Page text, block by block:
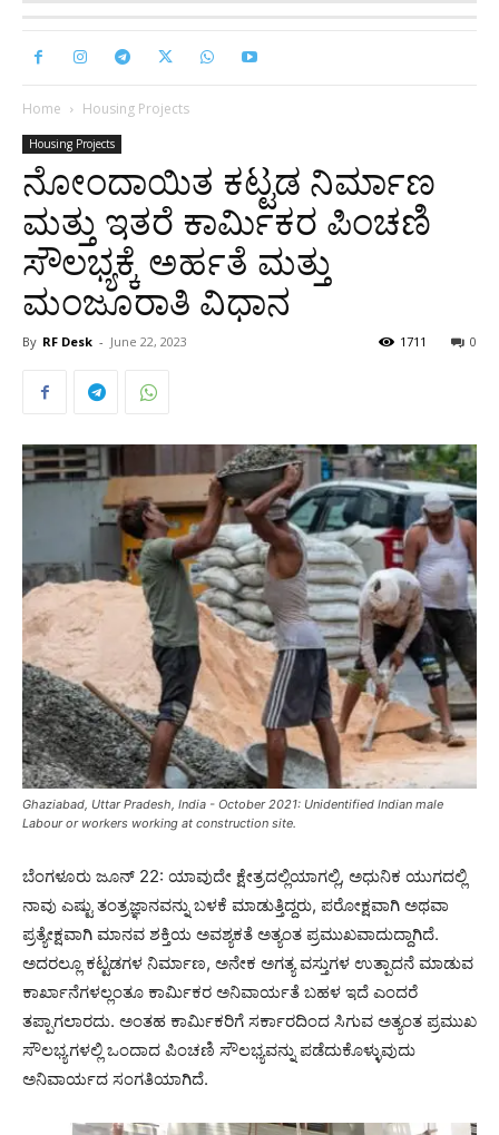
Home Housing Projects
Housing Projects
ನೋಂದಾಯಿತ ಕಟ್ಟಡ ನಿರ್ಮಾಣ
ಮತ್ತು ಇತರೆ ಕಾರ್ಮಿಕರ ಪಿಂಚಣಿ
ಸೌಲಭ್ಯಕ್ಕೆ ಅರ್ಹತೆ ಮತ್ತು
ಮಂಜೂರಾತಿ ವಿಧಾನ
By RF Desk - June 22, 2023 0
1711
Ghaziabad, Uttar Pradesh, India - October 2021: Unidentified Indian male
Labour or workers working at construction site.
ಬೆಂಗಳೂರು ಜೂನ್ 22: ಯಾವುದೇ ಕ್ಷೇತ್ರದಲ್ಲಿಯಾಗಲ್ಲಿ, ಅಧುನಿಕ ಯುಗದಲ್ಲಿ
ನಾವು ಎಷ್ಟು ತಂತ್ರಜ್ಞಾನವನ್ನು ಬಳಕೆ ಮಾಡುತ್ತಿದ್ದರು, ಪರೋಕ್ಷವಾಗಿ ಅಥವಾ
ಪ್ರತ್ಯೇಕ್ಷವಾಗಿ ಮಾನವ ಶಕ್ತಿಯ ಅವಶ್ಯಕತೆ ಅತ್ಯಂತ ಪ್ರಮುಖವಾದುದ್ದಾಗಿದೆ.
ಅದರಲ್ಲೂ ಕಟ್ಟಡಗಳ ನಿರ್ಮಾಣ, ಅನೇಕ ಅಗತ್ಯ ವಸ್ತುಗಳ ಉತ್ಪಾದನೆ ಮಾಡುವ
ಕಾರ್ಖಾನೆಗಳಲ್ಲಂತೂ ಕಾರ್ಮಿಕರ ಅನಿವಾರ್ಯತೆ ಬಹಳ ಇದೆ ಎಂದರೆ
ತಪ್ಪಾಗಲಾರದು. ಅಂತಹ ಕಾರ್ಮಿಕರಿಗೆ ಸರ್ಕಾರದಿಂದ ಸಿಗುವ ಅತ್ಯಂತ ಪ್ರಮುಖ
ಸೌಲಭ್ಯಗಳಲ್ಲಿ ಒಂದಾದ ಪಿಂಚಣಿ ಸೌಲಭ್ಯವನ್ನು ಪಡೆದುಕೊಳ್ಳುವುದು
ಅನಿವಾರ್ಯದ ಸಂಗತಿಯಾಗಿದೆ.